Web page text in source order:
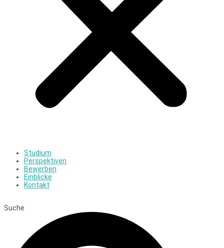
Studium
Perspektiven
Bewerben
Einblicke
Kontakt
Suche